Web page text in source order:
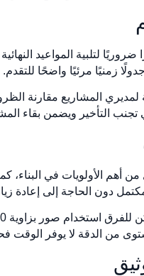
زمنيًا مرئيًا واضحًا للتقدم.
لمديري المشاريع مقارنة
تجنب التأخير ويضمن بقاء
دون الحاجة إلى إعادة
من الدقة لا يوفر الوقت